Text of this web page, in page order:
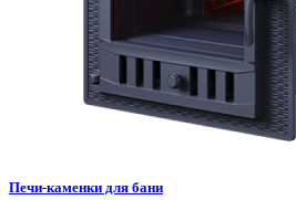
Печи-каменки для бани